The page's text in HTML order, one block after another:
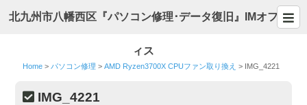
北九州市八幡西区『パソコン修理･データ復旧』IMオフ
ィス
Home > パソコン修理 >AMD Ryzen3700X CPUファン取り換え > IMG_4221
IMG_4221